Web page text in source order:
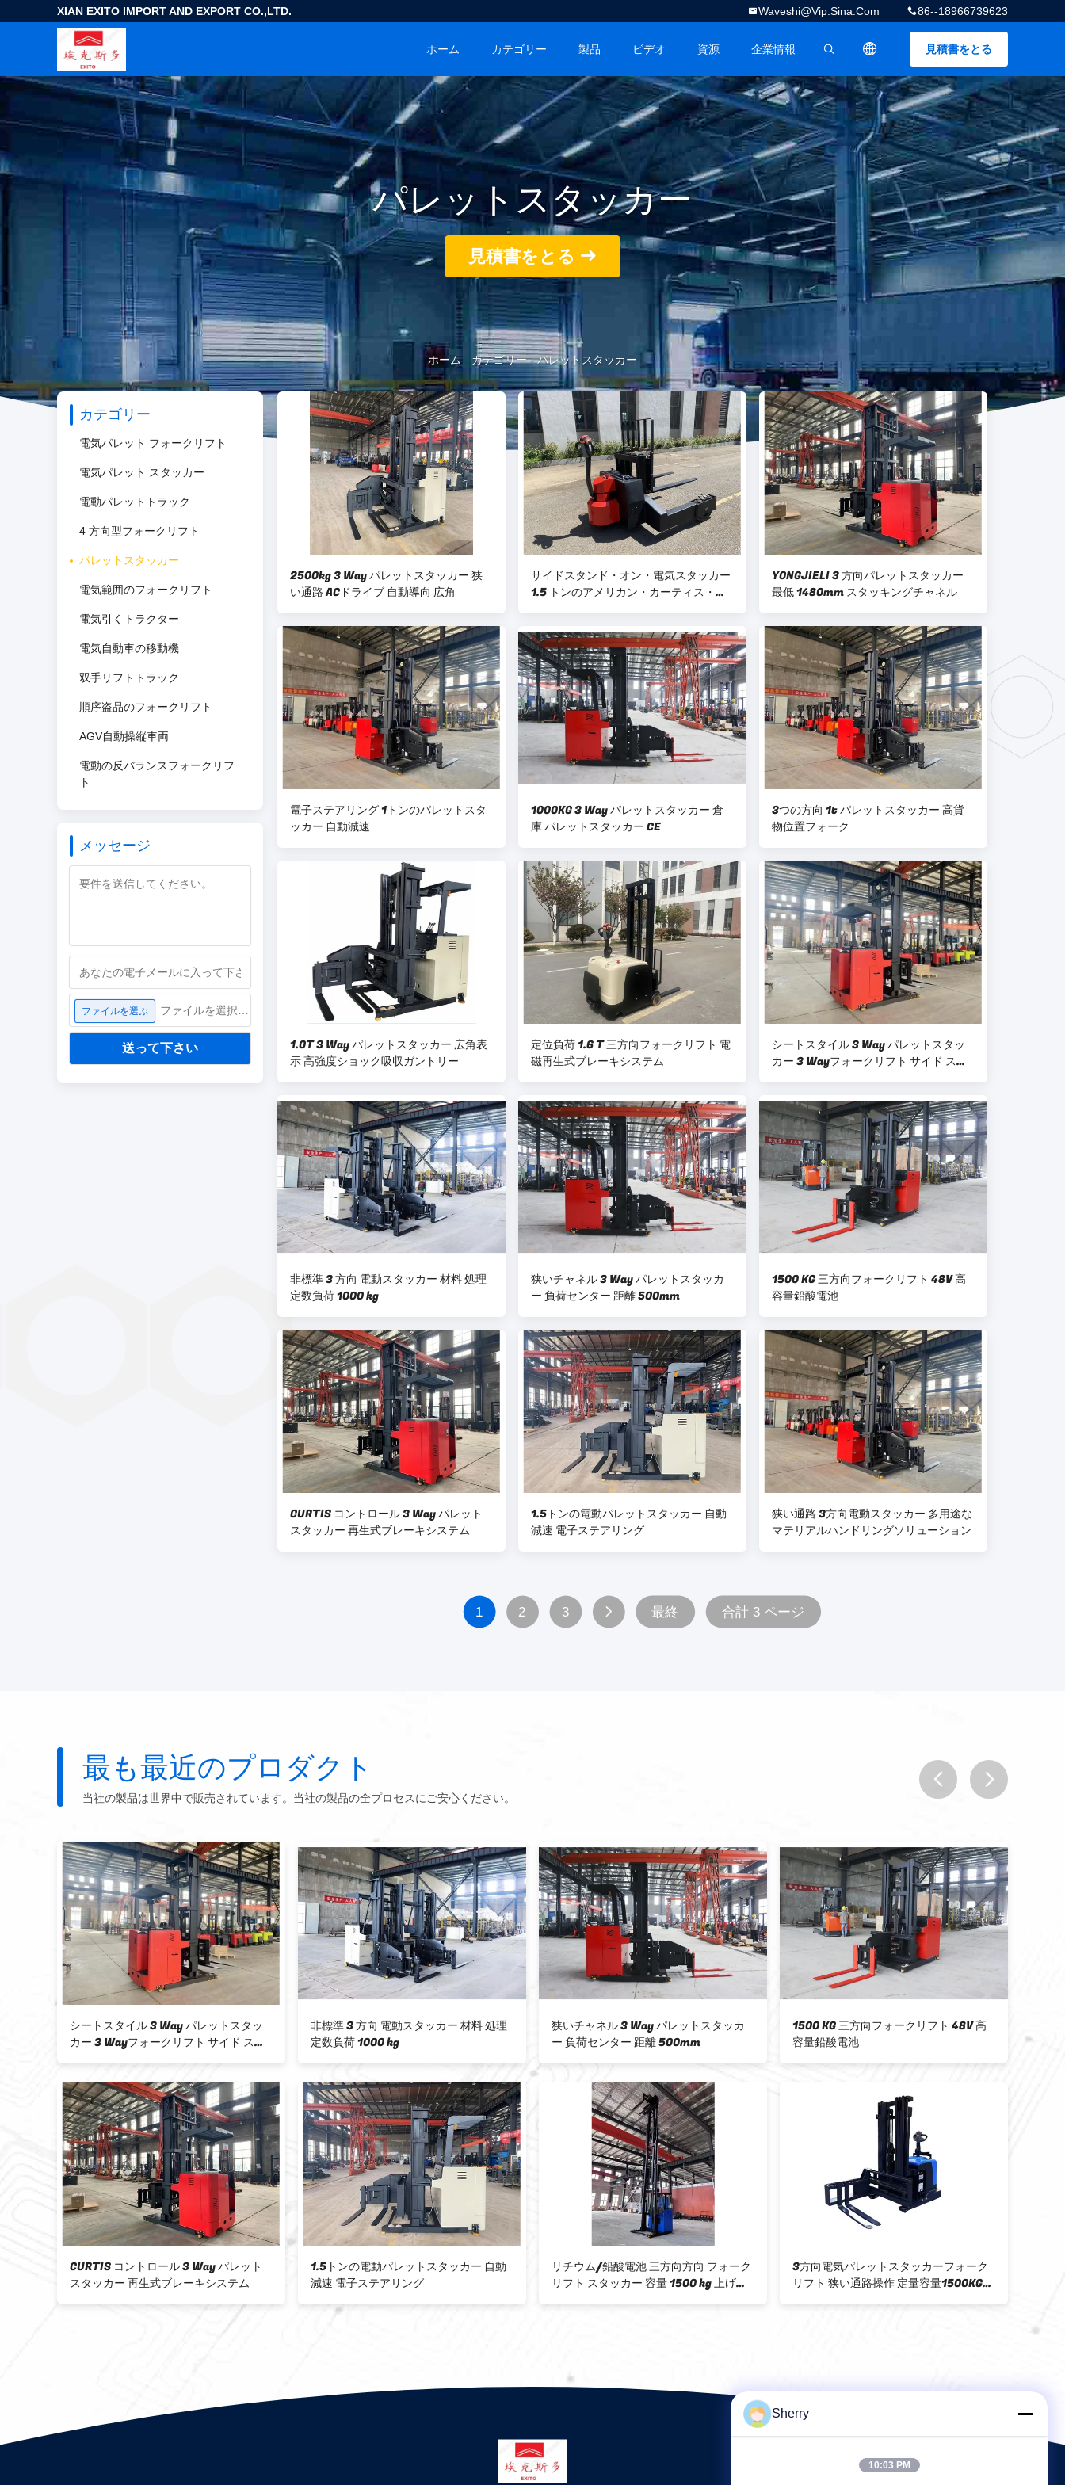
XIAN EXITO IMPORT AND EXPORT CO.,LTD. 86--18966739623
Waveshi@vip.sina.com
見積書をとる
描述
ホーム カテゴリー 製品 ビデオ 資源 企業情報
パレットスタッカー
見積書をとる
ホーム- カテゴリー-パレットスタッカー
カテゴリー
電気パレット フォークリフト
電気パレット スタッカー
電動パレットトラック
4 方向型フォークリフト
パレットスタッカー
電気範囲のフォークリフト
電気引くトラクター
電気自動車の移動機
双手リフトトラック
順序盗品のフォークリフト
AGV自動操縦車両
電動の反バランスフォークリフ
ト
メッセージ
ファイルを選ぶ
送って下さい
2500kg 3 Way パレットスタッカー 狭
い通路 ACドライブ 自動導向 広角
サイドスタンド・オン・電気スタッカー
1.5 トンのアメリカン・カーティス・ド
YONGJIELI 3 方向パレットスタッカー
最低 1480mm スタッキングチャネル
電子ステアリング 1トンのパレットスタ
ッカー 自動減速
1000KG 3 Way パレットスタッカー 倉
庫 パレットスタッカー CE
3つの方向 1t パレットスタッカー 高貨
物位置フォーク
1.0T 3 Way パレットスタッカー 広角表
示 高強度ショック吸収ガントリー
定位負荷 1.6 T 三方向フォークリフト 電
磁再生式ブレーキシステム
シートスタイル 3 Way パレットスタッ
カー 3 Wayフォークリフト サイド スタ
非標準 3 方向 電動スタッカー 材料 処理
定数負荷 1000 kg
狭いチャネル 3 Way パレットスタッカ
ー 負荷センター 距離 500mm
1500 KG 三方向フォークリフト 48V 高
容量鉛酸電池
CURTIS コントロール 3 Way パレット
スタッカー 再生式ブレーキシステム
1.5トンの電動パレットスタッカー 自動
減速 電子ステアリング
狭い通路 3方向電動スタッカー 多用途な
マテリアルハンドリングソリューション
1 2 3 最終 合計 3 ページ
最も最近のプロダクト
当社の製品は世界中で販売されています。当社の製品の全プロセスにご安心ください。
1500 KG 三方向フォークリフト 48V 高
容量鉛酸電池
3方向電気パレットスタッカーフォーク
リフト 狭い通路操作 定量容量1500KG
2500kg 3 Way パレットスタッカー 狭
い通路 ACドライブ 自動導向 広角
サイドスタンド・オン・電気スタッカー
1.5 トンのアメリカン・カーティス・ド
YONGJIELI 3 方向パレットスタッカー
最低 1480mm スタッキングチャネル
1000KG 3 Way パレットスタッカー 倉
庫 パレットスタッカー CE
3つの方向 1t パレットスタッカー 高貨
物位置フォーク
1.0T 3 Way パレットスタッカー 広角表
示 高強度ショック吸収ガントリー
Sherry
10:03 PM